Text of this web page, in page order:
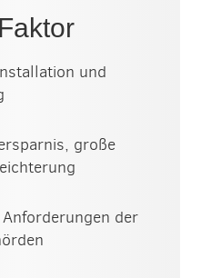
Faktor
und
große
der